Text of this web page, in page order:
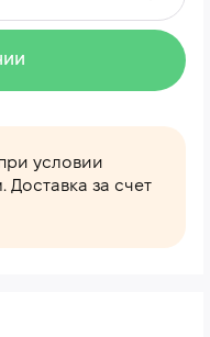
условии
Доставка за счет